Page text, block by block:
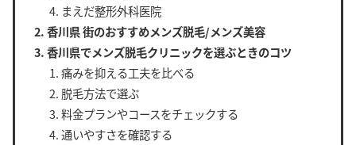
まえだ整形外科医院
香川県 街のおすすめメンズ脱毛/メンズ美容
香川県でメンズ脱毛クリニックを選ぶときのコツ
痛みを抑える工夫を比べる
脱毛方法で選ぶ
料金プランやコースをチェックする
通いやすさを確認する